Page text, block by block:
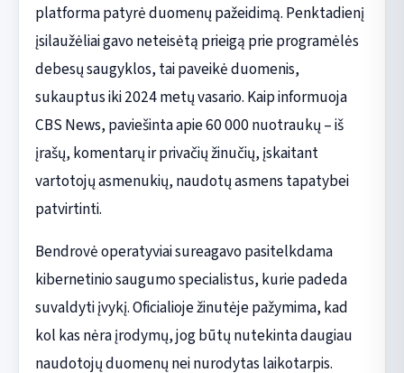
platforma patyrė duomenų pažeidimą. Penktadienį
įsilaužėliai gavo neteisėtą prieigą prie programėlės
debesų saugyklos, tai paveikė duomenis,
sukauptus iki 2024 metų vasario. Kaip informuoja
CBS News, paviešinta apie 60 000 nuotraukų – iš
įrašų, komentarų ir privačių žinučių, įskaitant
vartotojų asmenukių, naudotų asmens tapatybei
patvirtinti.
Bendrovė operatyviai sureagavo pasitelkdama
kibernetinio saugumo specialistus, kurie padeda
suvaldyti įvykį. Oficialioje žinutėje pažymima, kad
kol kas nėra įrodymų, jog būtų nutekinta daugiau
naudotojų duomenų nei nurodytas laikotarpis.